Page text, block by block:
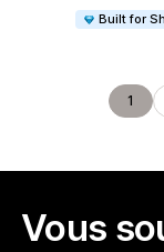
Built for
1
Vous